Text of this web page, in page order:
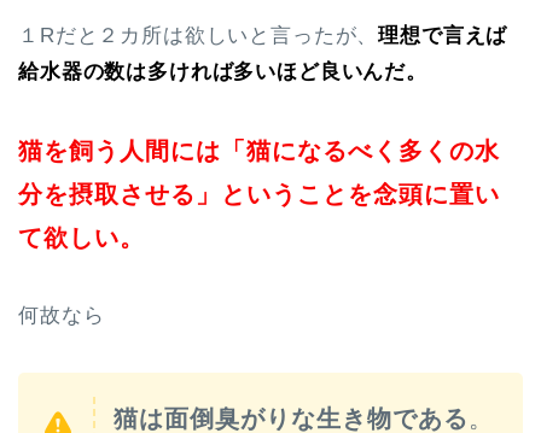
１Rだと２カ所は欲しいと言ったが、理想で言えば
給水器の数は多ければ多いほど良いんだ。
猫を飼う人間には「猫になるべく多くの水
分を摂取させる」ということを念頭に置い
て欲しい。
何故なら
猫は面倒臭がりな生き物である 。